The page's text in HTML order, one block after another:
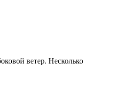
ветер. Несколько